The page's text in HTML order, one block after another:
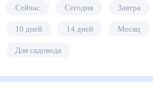
Сейчас Сегодня Завтра
10 дней 14 дней Месяц
Для садовода